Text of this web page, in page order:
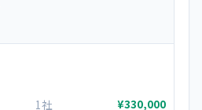
1社 ¥330,000